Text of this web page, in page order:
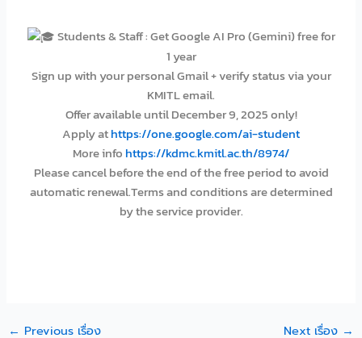
Students & Staff : Get Google AI Pro (Gemini) free for
1 year
Sign up with your personal Gmail + verify status via your
KMITL email.
Offer available until December 9, 2025 only!
Apply athttps://one.google.com/ai-student
More info https://kdmc.kmitl.ac.th/8974/
Please cancel before the end of the free period to avoid
automatic renewal.Terms and conditions are determined
by the service provider.
← Previous เรื่อง Next เรื่อง →